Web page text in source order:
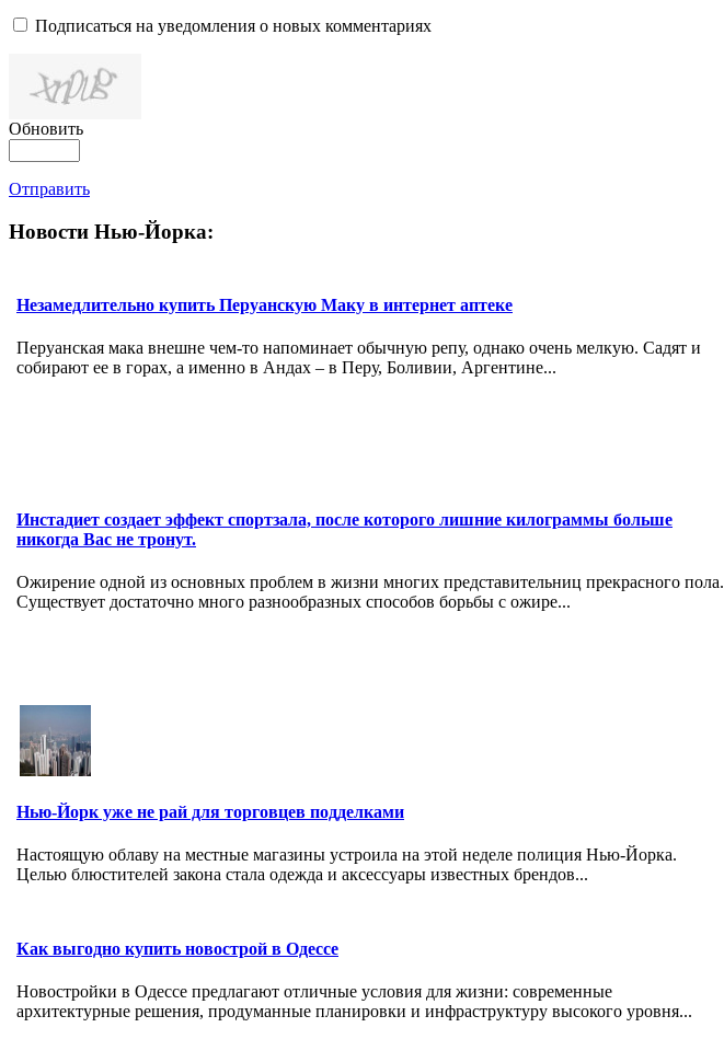
Подписаться на уведомления о новых комментариях
Обновить
Отправить
Новости Нью-Йорка:
Незамедлительно купить Перуанскую Маку в интернет аптеке
Перуанская мака внешне чем-то напоминает обычную репу, однако очень мелкую. Садят и
собирают ее в горах, а именно в Андах – в Перу, Боливии, Аргентине...
Инстадиет создает эффект спортзала, после которого лишние килограммы больше
никогда Вас не тронут.
Ожирение одной из основных проблем в жизни многих представительниц прекрасного пола.
Существует достаточно много разнообразных способов борьбы с ожире...
Нью-Йорк уже не рай для торговцев подделками
Настоящую облаву на местные магазины устроила на этой неделе полиция Нью-Йорка.
Целью блюстителей закона стала одежда и аксессуары известных брендов...
Как выгодно купить новострой в Одессе
Новостройки в Одессе предлагают отличные условия для жизни: современные
архитектурные решения, продуманные планировки и инфраструктуру высокого уровня...